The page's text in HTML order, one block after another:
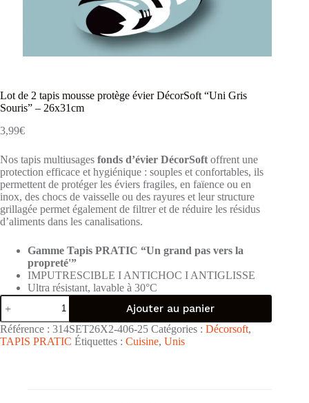
Lot de 2 tapis mousse protège évier DécorSoft “Uni Gris
Souris” – 26x31cm
3,99€
Nos tapis multiusages fonds d’évier DécorSoft offrent une
protection efficace et hygiénique : souples et confortables, ils
permettent de protéger les éviers fragiles, en faïence ou en
inox, des chocs de vaisselle ou des rayures et leur structure
grillagée permet également de filtrer et de réduire les résidus
d’aliments dans les canalisations.
Gamme Tapis PRATIC “Un grand pas vers la
propreté'”
IMPUTRESCIBLE I ANTICHOC I ANTIGLISSE
Ultra résistant, lavable à 30°C
quantité
de
Lot
de
2
Ajouter au panier
Référence : 314SET26X2-406-25 Catégories : Décorsoft,
TAPIS PRATIC Étiquettes : Cuisine, Unis